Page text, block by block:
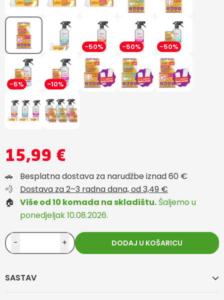
SASTAV
-50% -50% -50%
-5% -10%
15,99 €
🚗
Besplatna dostava za narudžbe iznad 60 €
💨
Dostava za 2–3 radna dana, od 3,49 €
🏠
Više od 10 komada na skladištu. Šaljemo u
ponedjeljak 10.08.2026.
- + DODAJ U KOŠARICU